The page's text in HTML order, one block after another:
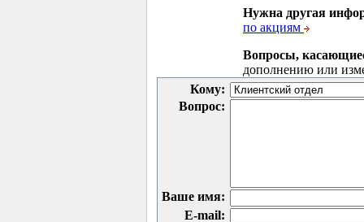
Нужна другая
по акциям
Вопросы,
дополнению или
Кому:
Вопрос:
Ваше имя:
E-mail: